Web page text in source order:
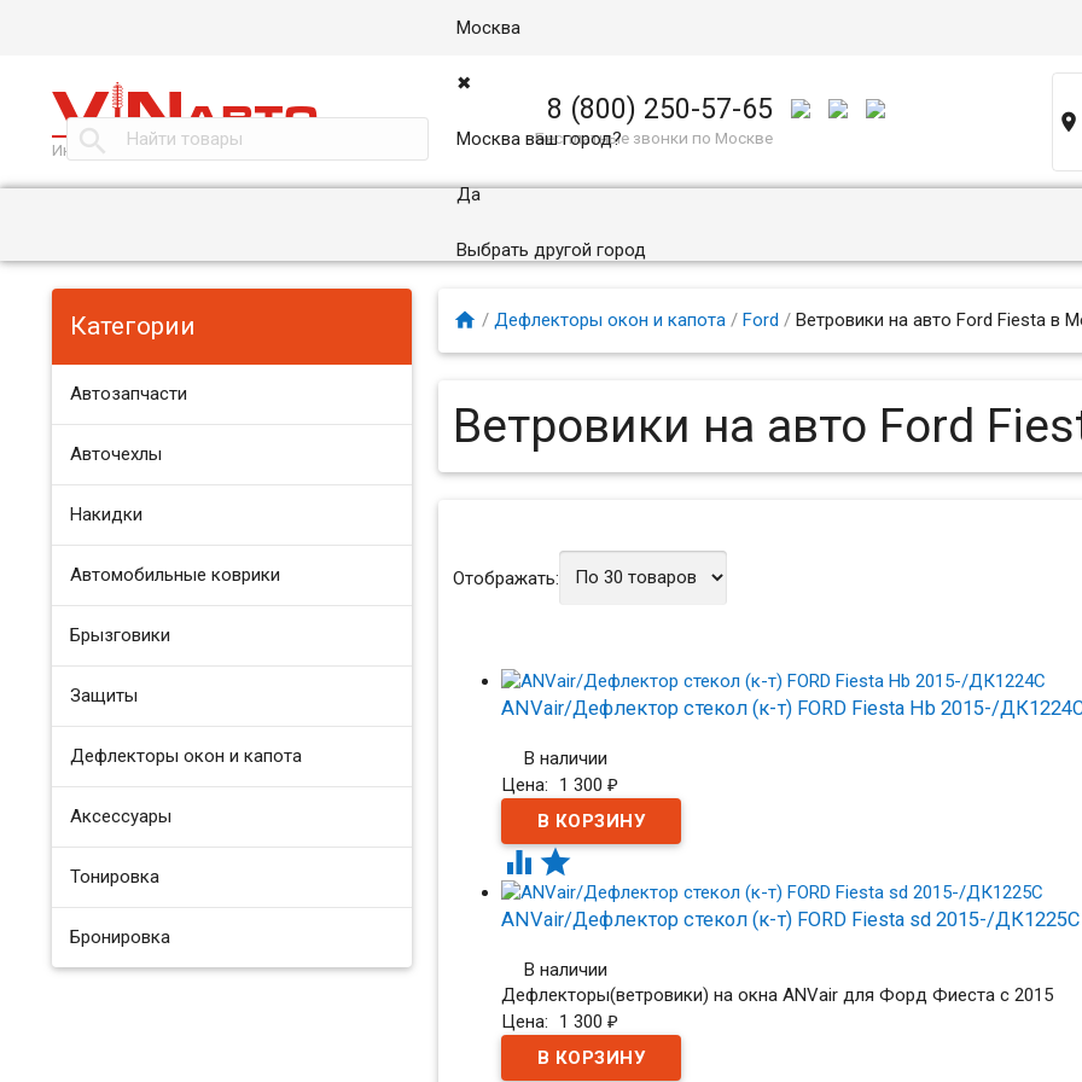

Москва
✖
Москва ваш город?
Да
Выбрать другой город
Интернет магазин автоаксессуаров в Москве
8 (800) 250-57-65
Бесплатные звонки по Москве

Категории
Автозапчасти
Авточехлы
Накидки
Автомобильные коврики
Брызговики
Защиты
Дефлекторы окон и капота
Аксессуары
Тонировка
Бронировка
 / Дефлекторы окон и капота / Ford /Ветровики на авто Ford Fiesta в
Ветровики на авто Ford
Отображать:
ANVair/Дефлектор стекол (к-т) FORD Fiesta Hb 2015-/
В наличии
Цена:
1 300 ₽
 
ANVair/Дефлектор стекол (к-т) FORD Fiesta sd 2015-/ДК1225С
В наличии
Дефлекторы(ветровики) на окна ANVair для Форд Фиеста с 2015
Цена:
1 300 ₽